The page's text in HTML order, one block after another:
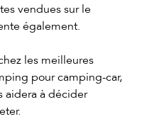
vendues sur le
également.
les meilleures
pour camping-car,
aidera à décider